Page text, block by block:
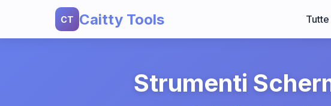
CT Caitty Tools
Strumenti